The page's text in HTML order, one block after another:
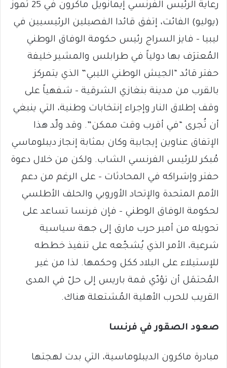
رعاية الرئيس الفرنسي إيمانويل ماكرون في 25 تموز
(يوليو) الفائت، إتفق قائدا الفصيلين الرئيسيين في
ليبيا – فايز السراج رئيس حكومة الوفاق الوطني
المُعترَف بها دولياً في طرابلس والمشير خليفة
حفتر قائد “الجيش الوطني الليبي” الذي يتمركز
بالقرب من مدينة بنغازي الشرقية – شفهياً على
وقف إطلاق النار وإجراء إنتخابات وطنية، التي ينبغي
أن تُجرى “في أقرب وقت ممكن”. وقد ولّد هذا
الإتفاق عناوين إيجابية وكان بمثابة إنجاز ديبلوماسي
مُبكر للرئيس الفرنسي الشاب. ولكن من خلال دعوة
حفتر وإشراكه في المحادثات – على الرغم من دعم
الأمم المتحدة والإتحاد الأوروبي والحلف الأطلسي
لحكومة الوفاق الوطني – فإن فرنسا تساعد على
تحويله من أمير حرب مارق إلى جهة سياسية
شرعية، الأمر الذي يُشجّعه على تنفيذ خططه
للإستيلاء على البلاد ككل وحكمها. لذا من غير
المُحتمَل أن تؤدّي قمة باريس إلى حلّ في المدى
القريب للحرب الأهلية المُشتعلة هناك.
صعود الصقور في فرنسا
مبادرة ماكرون الديبلوماسية، التي بدت لهجتها